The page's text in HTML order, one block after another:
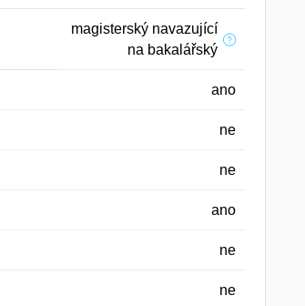
magisterský navazující
na bakalářský
ano
ne
ne
ano
ne
ne